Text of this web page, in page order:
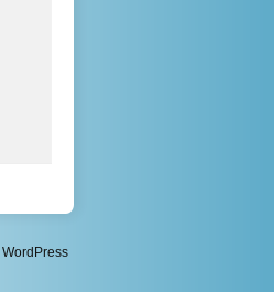
WordPress